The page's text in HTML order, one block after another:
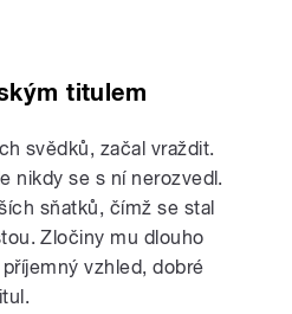
titulem
svědků, začal vraždit.
nikdy se s ní nerozvedl.
sňatků, čímž se stal
Zločiny mu dlouho
vzhled, dobré